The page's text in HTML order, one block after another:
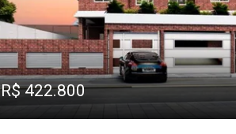
R$ 422.800